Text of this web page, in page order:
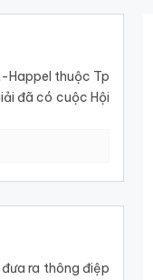
Happel thuộc Tp
đã có cuộc Hội
ra thông điệp